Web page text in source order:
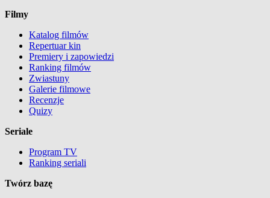
Filmy
Katalog filmów
Repertuar kin
Premiery i zapowiedzi
Ranking filmów
Zwiastuny
Galerie filmowe
Recenzje
Quizy
Seriale
Program TV
Ranking seriali
Twórz bazę